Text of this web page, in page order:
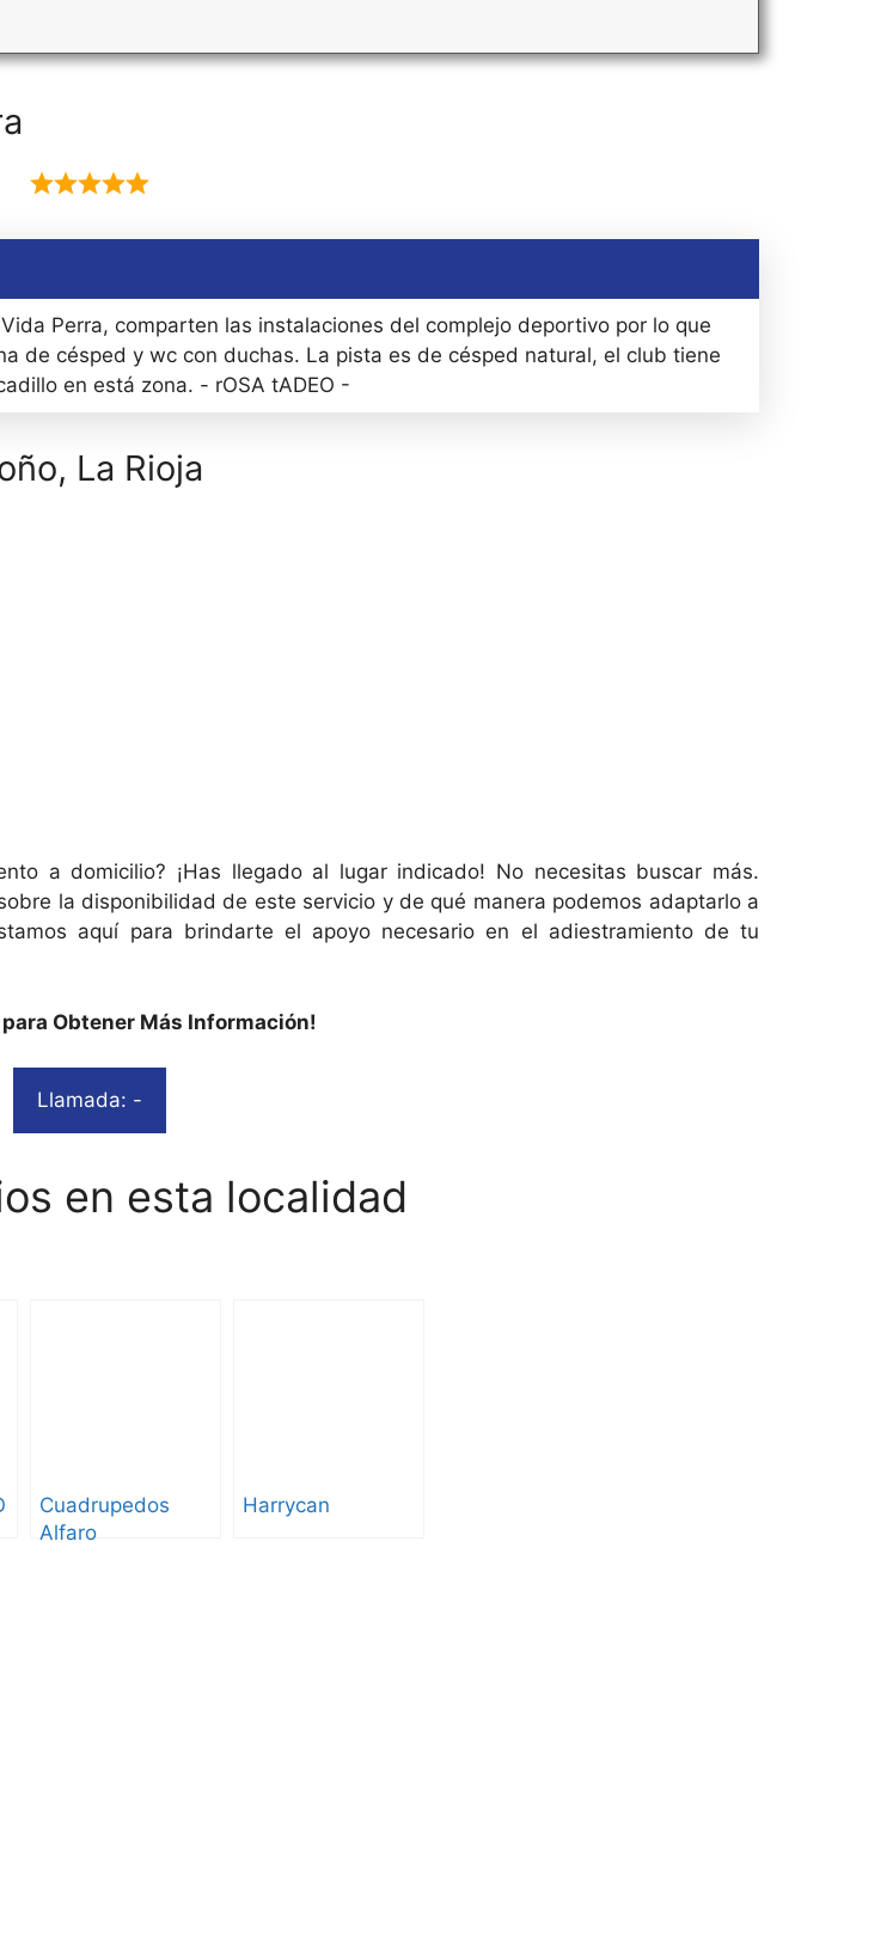
Perra, comparten las instalaciones del complejo deportivo por lo que
de césped y wc con duchas. La pista es de césped natural, el club tiene
en está zona. - rOSA tADEO -
La Rioja
a domicilio? ¡Has llegado al lugar indicado! No necesitas buscar más.
la disponibilidad de este servicio y de qué manera podemos adaptarlo a
aquí para brindarte el apoyo necesario en el adiestramiento de tu
para Obtener Más Información!
Llamada: -
en esta localidad
Cuadrupedos
Alfaro
Harrycan